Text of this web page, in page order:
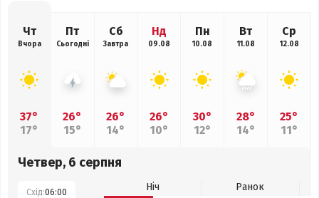
Чт
Вчора
37°
17°
Пт
Сьогодні
26°
15°
Сб
Завтра
26°
14°
Нд
09.08
26°
10°
Пн
10.08
30°
12°
Вт
11.08
28°
14°
Ср
12.08
25°
11°
Четвер, 6 серпня
Схід:06:00 Ніч
Ранок